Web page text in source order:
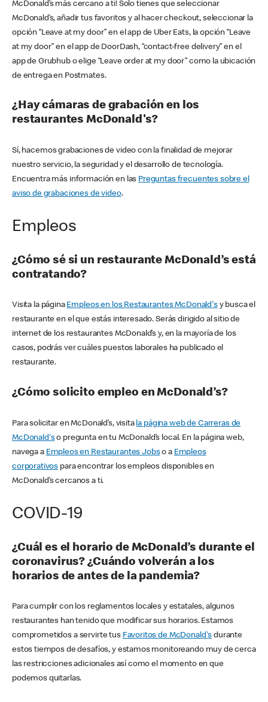
McDonald’s más cercano a ti! Solo tienes que seleccionar
McDonald’s, añadir tus favoritos y al hacer checkout, seleccionar la
opción “Leave at my door” en el app de Uber Eats, la opción “Leave
at my door” en el app de DoorDash, “contact-free delivery” en el
app de Grubhub o elige “Leave order at my door” como la ubicación
de entrega en Postmates.
¿Hay cámaras de grabación en los
restaurantes McDonald's?
Sí, hacemos grabaciones de video con la finalidad de mejorar
nuestro servicio, la seguridad y el desarrollo de tecnología.
Encuentra más información en las Preguntas frecuentes sobre el
aviso de grabaciones de video.
Empleos
¿Cómo sé si un restaurante McDonald’s está
contratando?
Visita la página Empleos en los Restaurantes McDonald'sy busca el
restaurante en el que estás interesado. Serás dirigido al sitio de
internet de los restaurantes McDonald’s y, en la mayoría de los
casos, podrás ver cuáles puestos laborales ha publicado el
restaurante.
¿Cómo solicito empleo en McDonald’s?
Para solicitar en McDonald’s, visita la página web de Carreras de
McDonald'so pregunta en tu McDonald’s local. En la página web,
navega a Empleos en Restaurantes Jobso a Empleos
corporativos para encontrar los empleos disponibles en
McDonald’s cercanos a ti.
COVID-19
¿Cuál es el horario de McDonald’s durante el
coronavirus? ¿Cuándo volverán a los
horarios de antes de la pandemia?
Para cumplir con los reglamentos locales y estatales, algunos
restaurantes han tenido que modificar sus horarios. Estamos
comprometidos a servirte tus Favoritos de McDonald's durante
estos tiempos de desafíos, y estamos monitoreando muy de cerca
las restricciones adicionales así como el momento en que
podemos quitarlas.